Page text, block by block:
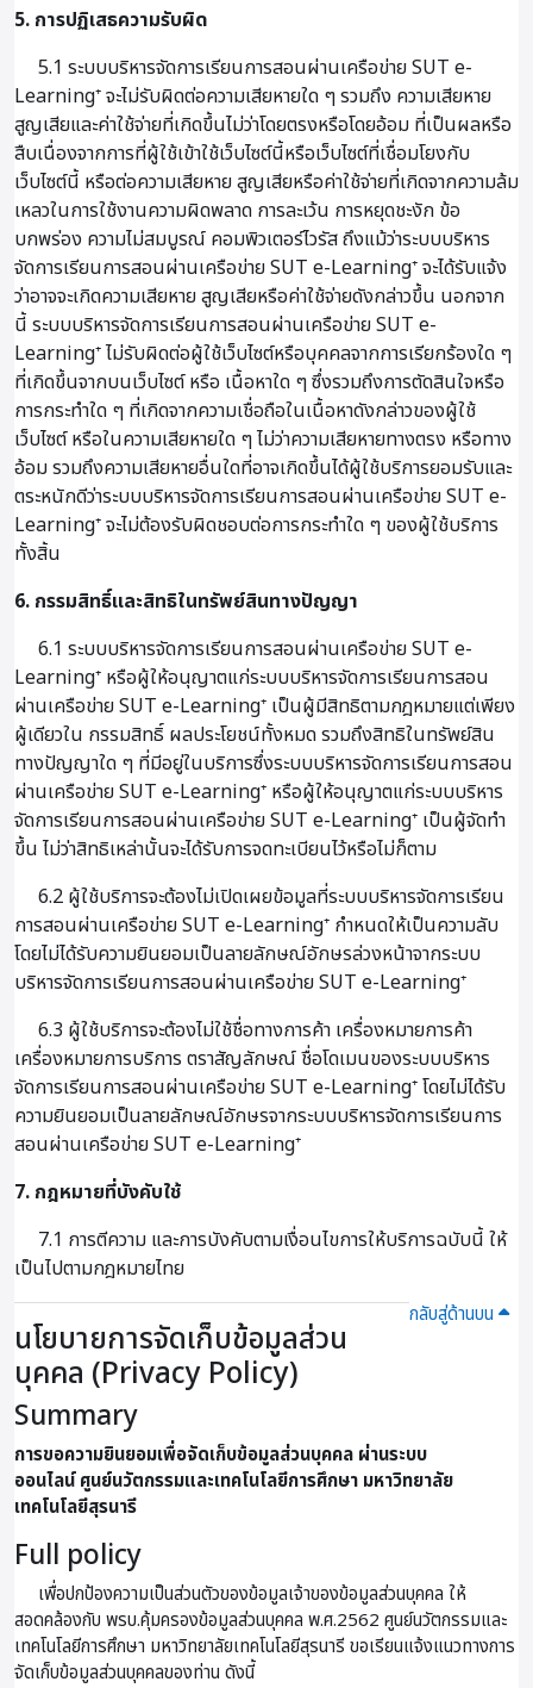
5. การปฏิเสธความรับผิด
5.1 ระบบบริหารจัดการเรียนการสอนผ่านเครือข่าย SUT e-
Learning⁺ จะไม่รับผิดต่อความเสียหายใด ๆ รวมถึง ความเสียหาย
สูญเสียและค่าใช้จ่ายที่เกิดขึ้นไม่ว่าโดยตรงหรือโดยอ้อม ที่เป็นผลหรือ
สืบเนื่องจากการที่ผู้ใช้เข้าใช้เว็บไซต์นี้หรือเว็บไซต์ที่เชื่อมโยงกับ
เว็บไซต์นี้ หรือต่อความเสียหาย สูญเสียหรือค่าใช้จ่ายที่เกิดจากความล้ม
เหลวในการใช้งานความผิดพลาด การละเว้น การหยุดชะงัก ข้อ
บกพร่อง ความไม่สมบูรณ์ คอมพิวเตอร์ไวรัส ถึงแม้ว่าระบบบริหาร
จัดการเรียนการสอนผ่านเครือข่าย SUT e-Learning⁺ จะได้รับแจ้ง
ว่าอาจจะเกิดความเสียหาย สูญเสียหรือค่าใช้จ่ายดังกล่าวขึ้น นอกจาก
นี้ ระบบบริหารจัดการเรียนการสอนผ่านเครือข่าย SUT e-
Learning⁺ ไม่รับผิดต่อผู้ใช้เว็บไซต์หรือบุคคลจากการเรียกร้องใด ๆ
ที่เกิดขึ้นจากบนเว็บไซต์ หรือ เนื้อหาใด ๆ ซึ่งรวมถึงการตัดสินใจหรือ
การกระทำใด ๆ ที่เกิดจากความเชื่อถือในเนื้อหาดังกล่าวของผู้ใช้
เว็บไซต์ หรือในความเสียหายใด ๆ ไม่ว่าความเสียหายทางตรง หรือทาง
อ้อม รวมถึงความเสียหายอื่นใดที่อาจเกิดขึ้นได้ผู้ใช้บริการยอมรับและ
ตระหนักดีว่าระบบบริหารจัดการเรียนการสอนผ่านเครือข่าย SUT e-
Learning⁺ จะไม่ต้องรับผิดชอบต่อการกระทำใด ๆ ของผู้ใช้บริการ
ทั้งสิ้น
6. กรรมสิทธิ์และสิทธิในทรัพย์สินทางปัญญา
6.1 ระบบบริหารจัดการเรียนการสอนผ่านเครือข่าย SUT e-
Learning⁺ หรือผู้ให้อนุญาตแก่ระบบบริหารจัดการเรียนการสอน
ผ่านเครือข่าย SUT e-Learning⁺ เป็นผู้มีสิทธิตามกฎหมายแต่เพียง
ผู้เดียวใน กรรมสิทธิ์ ผลประโยชน์ทั้งหมด รวมถึงสิทธิในทรัพย์สิน
ทางปัญญาใด ๆ ที่มีอยู่ในบริการซึ่งระบบบริหารจัดการเรียนการสอน
ผ่านเครือข่าย SUT e-Learning⁺ หรือผู้ให้อนุญาตแก่ระบบบริหาร
จัดการเรียนการสอนผ่านเครือข่าย SUT e-Learning⁺ เป็นผู้จัดทำ
ขึ้น ไม่ว่าสิทธิเหล่านั้นจะได้รับการจดทะเบียนไว้หรือไม่ก็ตาม
6.2 ผู้ใช้บริการจะต้องไม่เปิดเผยข้อมูลที่ระบบบริหารจัดการเรียน
การสอนผ่านเครือข่าย SUT e-Learning⁺ กำหนดให้เป็นความลับ
โดยไม่ได้รับความยินยอมเป็นลายลักษณ์อักษรล่วงหน้าจากระบบ
บริหารจัดการเรียนการสอนผ่านเครือข่าย SUT e-Learning⁺
6.3 ผู้ใช้บริการจะต้องไม่ใช้ชื่อทางการค้า เครื่องหมายการค้า
เครื่องหมายการบริการ ตราสัญลักษณ์ ชื่อโดเมนของระบบบริหาร
จัดการเรียนการสอนผ่านเครือข่าย SUT e-Learning⁺ โดยไม่ได้รับ
ความยินยอมเป็นลายลักษณ์อักษรจากระบบบริหารจัดการเรียนการ
สอนผ่านเครือข่าย SUT e-Learning⁺
7. กฎหมายที่บังคับใช้
7.1 การตีความ และการบังคับตามเงื่อนไขการให้บริการฉบับนี้ ให้
เป็นไปตามกฎหมายไทย
กลับสู่ด้านบน
นโยบายการจัดเก็บข้อมูลส่วน
บุคคล (Privacy Policy)
Summary
การขอความยินยอมเพื่อจัดเก็บข้อมูลส่วนบุคคล ผ่านระบบ
ออนไลน์ศูนย์นวัตกรรมและเทคโนโลยีการศึกษา มหาวิทยาลัย
เทคโนโลยีสุรนารี
Full policy
เพื่อปกป้องความเป็นส่วนตัวของข้อมูลเจ้าของข้อมูลส่วนบุคคล ให้
สอดคล้องกับ พรบ.คุ้มครองข้อมูลส่วนบุคคล พ.ศ.2562 ศูนย์นวัตกรรมและ
เทคโนโลยีการศึกษา มหาวิทยาลัยเทคโนโลยีสุรนารี ขอเรียนแจ้งแนวทางการ
จัดเก็บข้อมูลส่วนบุคคลของท่าน ดังนี้